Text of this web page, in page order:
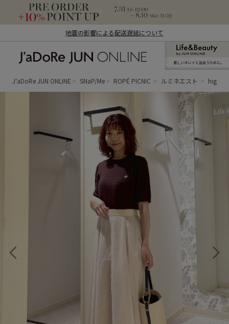
地震の影響による配送遅延について
ン オンライン）
新しいキレイと出合うために。
J'aDoRe JUN ONLINE SNaP/Me ROPÉ PICNIC ルミネエスト